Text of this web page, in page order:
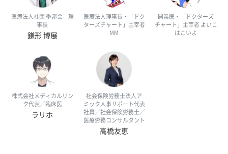
医療法人社団 季邦会 理
事長
鎌形 博展
医療法人理事長・「ドク
ターズチャート」主宰者
MM
開業医・「ドクターズ
チャート」主宰者 よいこ
はこいよ
株式会社メディカルリン
ク代表／臨床医
ラリホ
社会保険労務士法人ア
ミック人事サポート代表
社員／社会保険労務士／
医療労務コンサルタント
高橋友恵